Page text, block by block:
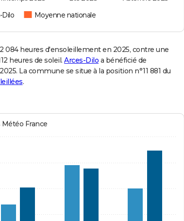
Dilo Moyenne nationale
084 heures d'ensoleillement en 2025, contre une
heures de soleil. Arces-Dilo a bénéficié de
La commune se situe à la position n°11 881 du
.
France